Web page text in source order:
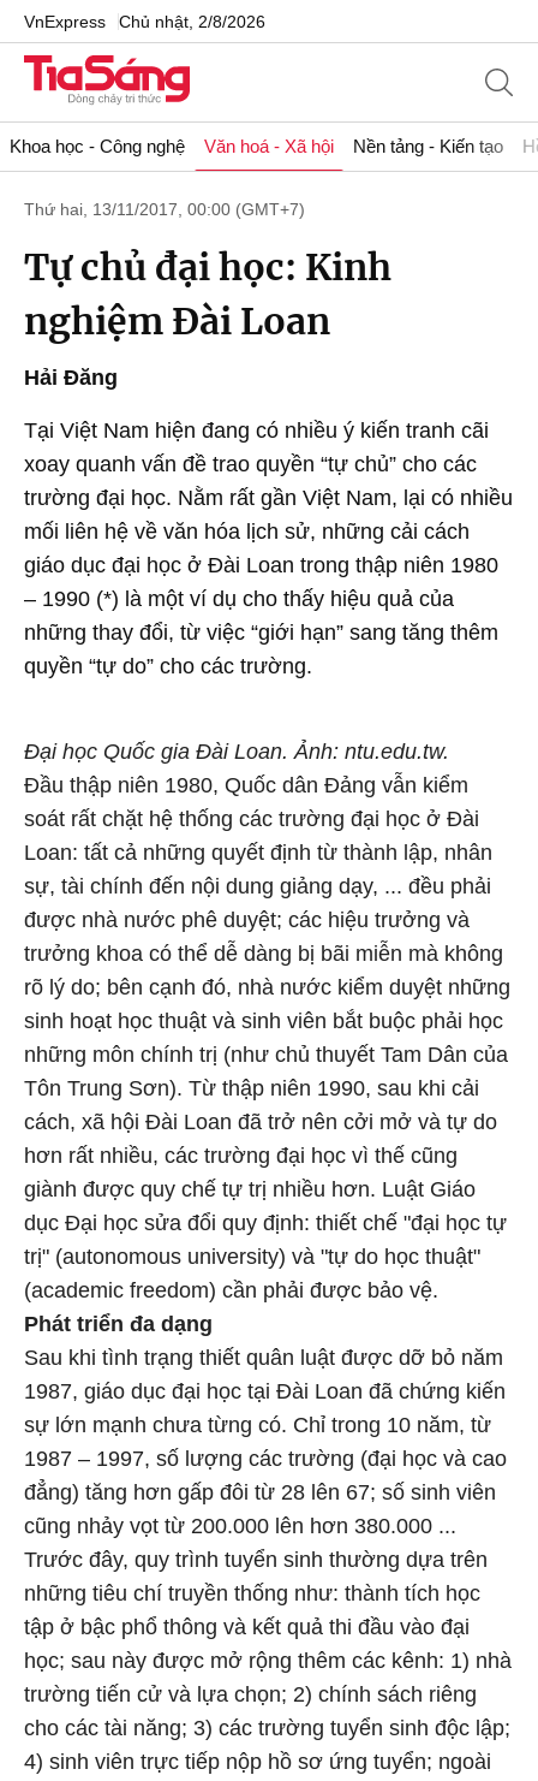
VnExpress Chủ nhật, 2/8/2026
Khoa học - Công nghệ Văn hoá - Xã hội Nền tảng - Kiến tạo
Thứ hai, 13/11/2017, 00:00 (GMT+7)
Tự chủ đại học: Kinh
nghiệm Đài Loan
Hải Đăng
Tại Việt Nam hiện đang có nhiều ý kiến tranh cãi
xoay quanh vấn đề trao quyền “tự chủ” cho các
trường đại học. Nằm rất gần Việt Nam, lại có nhiều
mối liên hệ về văn hóa lịch sử, những cải cách
giáo dục đại học ở Đài Loan trong thập niên 1980
– 1990 (*) là một ví dụ cho thấy hiệu quả của
những thay đổi, từ việc “giới hạn” sang tăng thêm
quyền “tự do” cho các trường.
Đại học Quốc gia Đài Loan. Ảnh: ntu.edu.tw.
Đầu thập niên 1980, Quốc dân Đảng vẫn kiểm
soát rất chặt hệ thống các trường đại học ở Đài
Loan: tất cả những quyết định từ thành lập, nhân
sự, tài chính đến nội dung giảng dạy, ... đều phải
được nhà nước phê duyệt; các hiệu trưởng và
trưởng khoa có thể dễ dàng bị bãi miễn mà không
rõ lý do; bên cạnh đó, nhà nước kiểm duyệt những
sinh hoạt học thuật và sinh viên bắt buộc phải học
những môn chính trị (như chủ thuyết Tam Dân của
Tôn Trung Sơn). Từ thập niên 1990, sau khi cải
cách, xã hội Đài Loan đã trở nên cởi mở và tự do
hơn rất nhiều, các trường đại học vì thế cũng
giành được quy chế tự trị nhiều hơn. Luật Giáo
dục Đại học sửa đổi quy định: thiết chế "đại học tự
trị" (autonomous university) và "tự do học thuật"
(academic freedom) cần phải được bảo vệ.
Phát triển đa dạng
Sau khi tình trạng thiết quân luật được dỡ bỏ năm
1987, giáo dục đại học tại Đài Loan đã chứng kiến
sự lớn mạnh chưa từng có. Chỉ trong 10 năm, từ
1987 – 1997, số lượng các trường (đại học và cao
đẳng) tăng hơn gấp đôi từ 28 lên 67; số sinh viên
cũng nhảy vọt từ 200.000 lên hơn 380.000 ...
Trước đây, quy trình tuyển sinh thường dựa trên
những tiêu chí truyền thống như: thành tích học
tập ở bậc phổ thông và kết quả thi đầu vào đại
học; sau này được mở rộng thêm các kênh: 1) nhà
trường tiến cử và lựa chọn; 2) chính sách riêng
cho các tài năng; 3) các trường tuyển sinh độc lập;
4) sinh viên trực tiếp nộp hồ sơ ứng tuyển; ngoài